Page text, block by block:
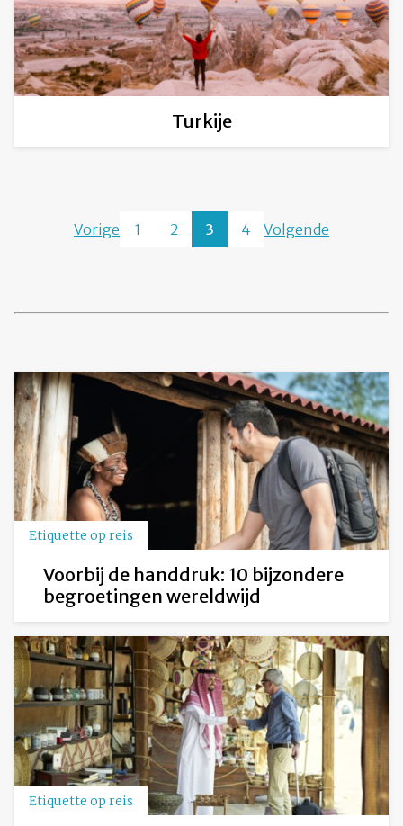
Turkije
Vorige 1 2 3 4 Volgende
Etiquette op reis
Voorbij de handdruk: 10 bijzondere
begroetingen wereldwijd
Etiquette op reis